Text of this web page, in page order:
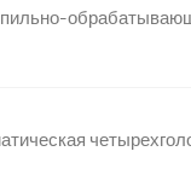
пильно-